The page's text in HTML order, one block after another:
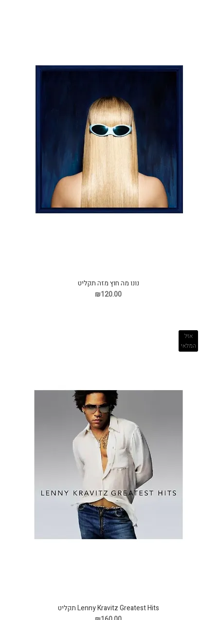
נונו מה חוץ מזה תקליט
₪120.00
אזל
המלאי
Lenny Kravitz Greatest Hits תקליט